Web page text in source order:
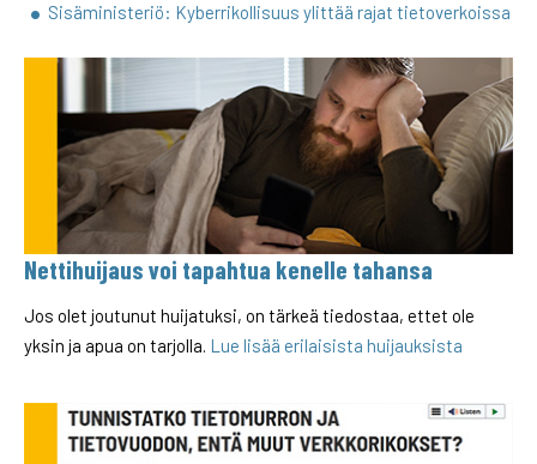
Sisäministeriö: Kyberrikollisuus ylittää rajat tietoverkoissa
Nettihuijaus voi tapahtua kenelle tahansa
Jos olet joutunut huijatuksi, on tärkeä tiedostaa, ettet ole
yksin ja apua on tarjolla. Lue lisää erilaisista huijauksista